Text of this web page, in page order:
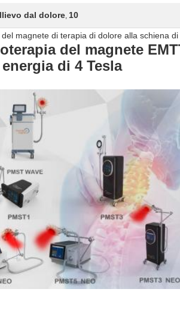
dal dolore, 10
magnete di terapia di dolore alla schiena
del magnete
di 4 Tesla